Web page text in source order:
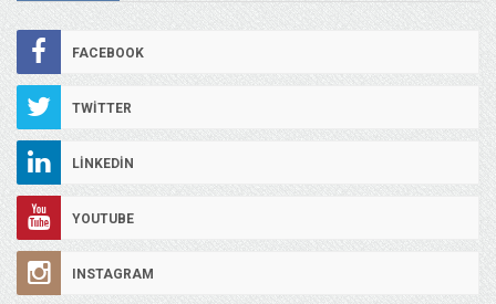
FACEBOOK
TWITTER
LINKEDIN
YOUTUBE
INSTAGRAM